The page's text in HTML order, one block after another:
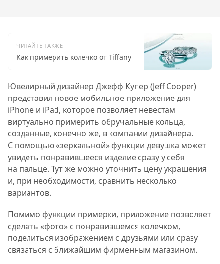
ЧИТАЙТЕ ТАКЖЕ
Как примерить колечко от Tiffany
Ювелирный дизайнер Джефф Купер (Jeff Cooper)
представил новое мобильное приложение для
iPhone и iPad, которое позволяет невестам
виртуально примерить обручальные кольца,
созданные, конечно же, в компании дизайнера.
С помощью «зеркальной» функции девушка может
увидеть понравившееся изделие сразу у себя
на пальце. Тут же можно уточнить цену украшения
и, при необходимости, сравнить несколько
вариантов.
Помимо функции примерки, приложение позволяет
сделать «фото» с понравившемся колечком,
поделиться изображением с друзьями или сразу
связаться с ближайшим фирменным магазином.